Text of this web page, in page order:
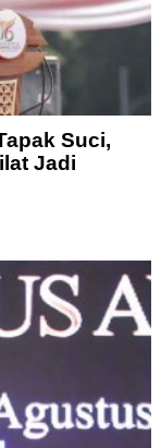
Suci,
Jadi